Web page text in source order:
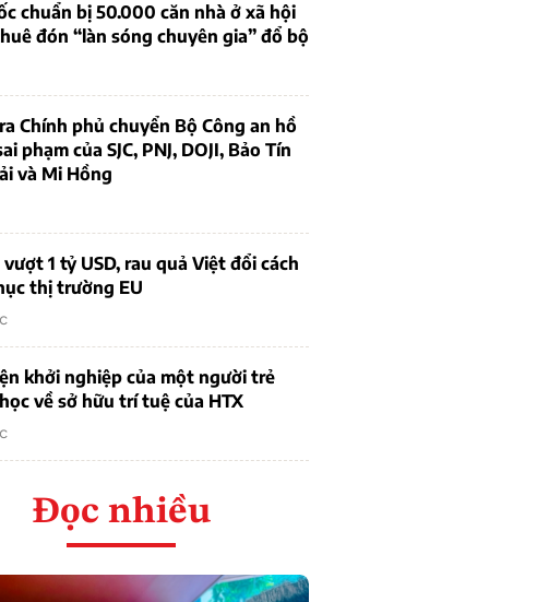
chuẩn bị 50.000 căn nhà ở xã hội
đón “làn sóng chuyên gia” đổ bộ
Chính phủ chuyển Bộ Công an hồ
phạm của SJC, PNJ, DOJI, Bảo Tín
và Mi Hồng
vượt 1 tỷ USD, rau quả Việt đổi cách
thị trường EU
khởi nghiệp của một người trẻ
về sở hữu trí tuệ của HTX
Đọc nhiều